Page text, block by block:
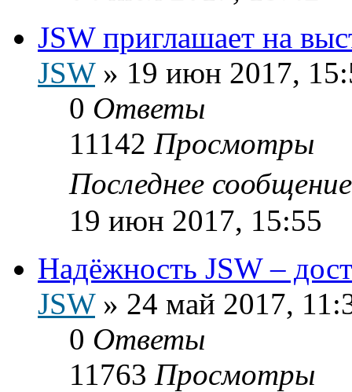
JSW приглашает на
JSW» 19 июн 2017,
0 Ответы
11142 Просмотры
Последнее
19 июн 2017, 15:55
Надёжность JSW –
JSW» 24 май 2017,
0 Ответы
11763 Просмотры